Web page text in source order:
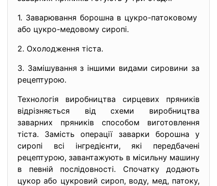
1. Заварювання борошна в цукро-патоковому
або цукро-медовому сиропі.
2. Охолодження тіста.
3. Замішування з іншими видами сировини за
рецептурою.
Технологія виробництва сирцевих пряників
відрізняється від схеми виробництва
заварних пряників способом виготовлення
тіста. Замість операції заварки борошна у
сиропі всі інгредієнти, які передбачені
рецептурою, завантажують в місильну машину
в певній послідовності. Спочатку додають
цукор або цукровий сироп, воду, мед, патоку,